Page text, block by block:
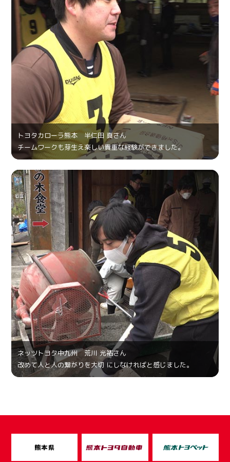
トヨタカローラ熊本 半仁田 真さん
チームワークも芽生え楽しい貴重な経験ができました。
ネッツトヨタ中九州 荒川 光祐さん
改めて人と人の繋がりを大切 にしなければと感じました。